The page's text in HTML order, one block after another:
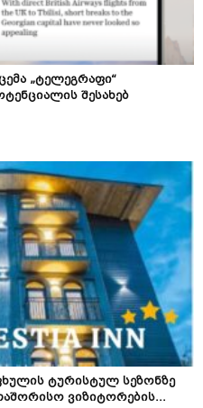
„ტელეგრაფი“
შესახებ
ტურისტულ სეზონზე
ვიზიტორების...